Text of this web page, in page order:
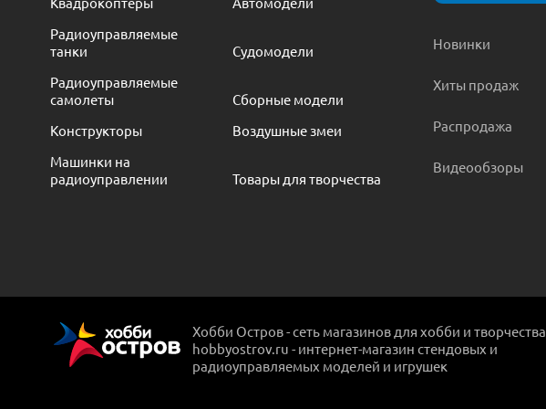
Радиоуправляемые
танки
Судомодели
Радиоуправляемые
самолеты
Сборные модели
Конструкторы
Воздушные змеи
Машинки на
радиоуправлении
Товары для творчества
Новинки
Хиты продаж
Распродажа
Видеообзоры
Хобби Остров - сеть магазинов для хобби и творчества
hobbyostrov.ru - интернет-магазин стендовых и
радиоуправляемых моделей и игрушек